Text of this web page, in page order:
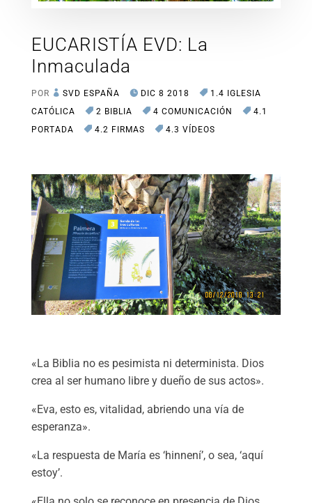
EUCARISTÍA EVD: La
Inmaculada
POR SVD ESPAÑA DIC 8 2018
1.4 IGLESIA
CATÓLICA
2 BIBLIA 4 COMUNICACIÓN
4.1
PORTADA
4.2 FIRMAS 4.3 VÍDEOS
«La Biblia no es pesimista ni determinista. Dios
crea al ser humano libre y dueño de sus actos».
«Eva, esto es, vitalidad, abriendo una vía de
esperanza».
«La respuesta de María es ‘hinnení’, o sea, ‘aquí
estoy’.